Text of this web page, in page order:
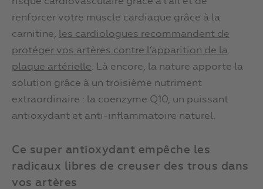
renforcer votre muscle cardiaque grâce à la
carnitine, les cardiologues recommandent de
protéger vos artères contre l’apparition de la
plaque artérielle. Là encore, la nature apporte la
solution grâce à un troisième nutriment
extraordinaire : la coenzyme Q10, un puissant
antioxydant et anti-inflammatoire naturel.
Ce super antioxydant empêche les
radicaux libres de creuser des trous dans
vos artères